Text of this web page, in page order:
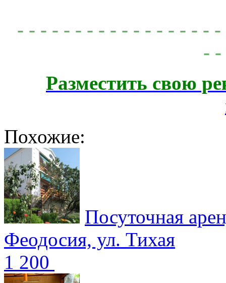
- - - - - - - - - - - - - - - - -
- -
Разместить свою
Похожие:
Посуточная
Феодосия, ул. Тихая
1 200